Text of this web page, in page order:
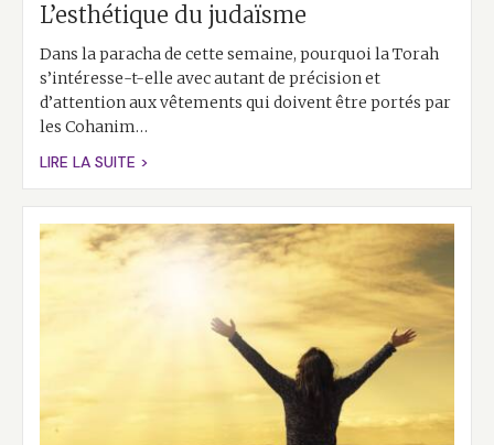
L’esthétique du judaïsme
Dans la paracha de cette semaine, pourquoi la Torah
s’intéresse-t-elle avec autant de précision et
d’attention aux vêtements qui doivent être portés par
les Cohanim…
LIRE LA SUITE >